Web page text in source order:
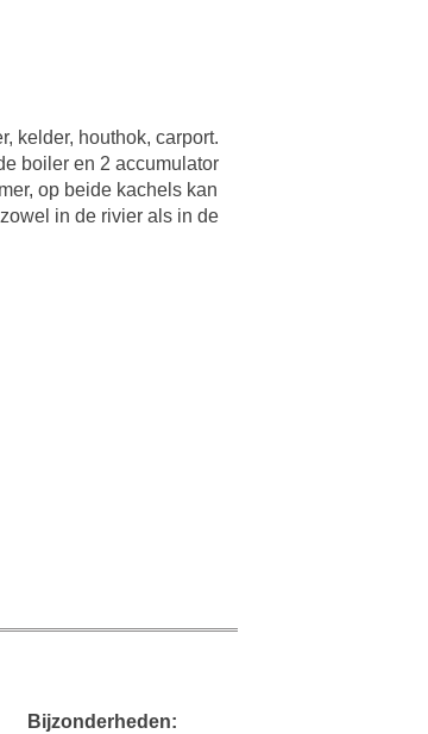
kelder, houthok, carport.
boiler en 2 accumulator
op beide kachels kan
in de rivier als in de
Bijzonderheden: